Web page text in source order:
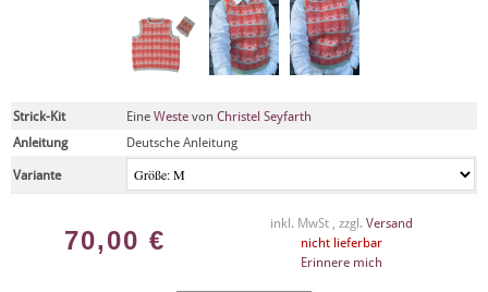
Strick-Kit Eine Weste von Christel Seyfarth
Anleitung
Deutsche Anleitung
Variante
70,00 €
inkl. MwSt , zzgl. Versand
nicht lieferbar
Erinnere mich